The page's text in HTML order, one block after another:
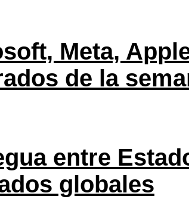
Meta,
de la
entre
globales